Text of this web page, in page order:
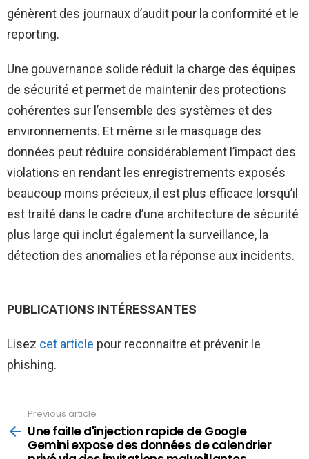
génèrent des journaux d’audit pour la conformité et le
reporting.
Une gouvernance solide réduit la charge des équipes
de sécurité et permet de maintenir des protections
cohérentes sur l’ensemble des systèmes et des
environnements. Et même si le masquage des
données peut réduire considérablement l’impact des
violations en rendant les enregistrements exposés
beaucoup moins précieux, il est plus efficace lorsqu’il
est traité dans le cadre d’une architecture de sécurité
plus large qui inclut également la surveillance, la
détection des anomalies et la réponse aux incidents.
PUBLICATIONS INTÉRESSANTES
Lisez cet article pour reconnaitre et prévenir le
phishing.
more
Previous article
Une faille d'injection rapide de Google
Gemini expose des données de calendrier